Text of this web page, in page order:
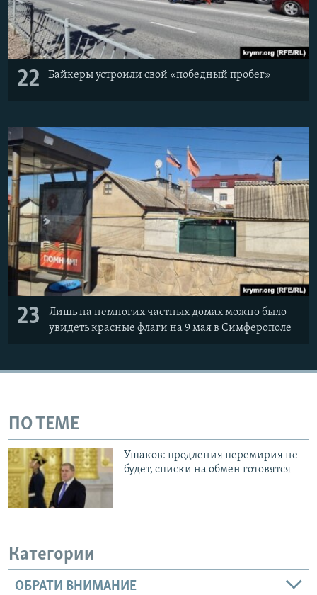
22 Байкеры устроили свой «победный пробег»
23
Лишь на немногих частных домах можно было
увидеть красные флаги на 9 мая в Симферополе
ПО ТЕМЕ
Ушаков: продления перемирия не
будет, списки на обмен готовятся
Категории
ОБРАТИ ВНИМАНИЕ